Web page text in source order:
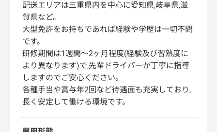
配送エリアは三重県内を中心に愛知県,岐阜県,滋
賀県など。
大型免許をお持ちであれば経験や学歴は一切不問
です。
研修期間は1週間～2ヶ月程度(経験及び習熟度に
より異なります)で,先輩ドライバーが丁寧に指導
しますのでご安心ください。
各種手当や賞与年2回など待遇面も充実しており,
長く安定して働ける環境です。